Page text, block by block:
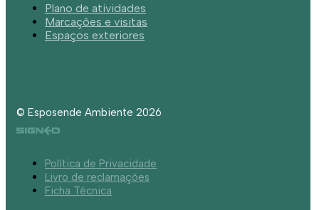
Plano de atividades
Marcações e visitas
Espaços exteriores
© Esposende Ambiente 2026
Política de Privacidade
Livro de reclamações
Ficha Técnica